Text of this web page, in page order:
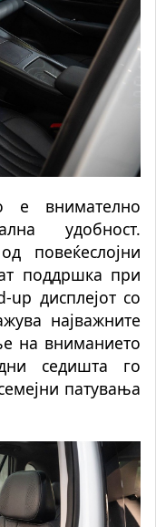
е внимателно
удобност.
повеќеслојни
поддршка при
up дисплејот со
најважните
на вниманието
седишта го
патувања